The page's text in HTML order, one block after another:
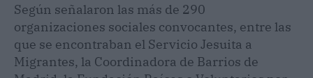
Según señalaron las más de 290
organizaciones sociales convocantes, entre las
que se encontraban el Servicio Jesuita a
Migrantes, la Coordinadora de Barrios de